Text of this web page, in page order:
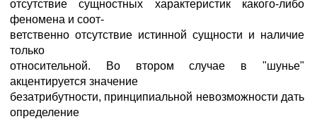
отсутствие сущностных характеристик какого-либо
феномена и соот-
ветственно отсутствие истинной сущности и наличие
только
относительной. Во втором случае в "шунье"
акцентируется значение
безатрибутности, принципиальной невозможности дать
определение